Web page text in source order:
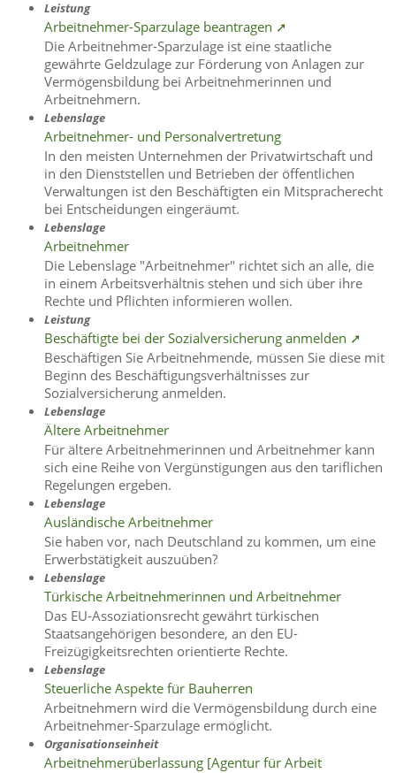
Leistung
Arbeitnehmer-Sparzulage beantragen ➚
Die Arbeitnehmer-Sparzulage ist eine staatliche
gewährte Geldzulage zur Förderung von Anlagen zur
Vermögensbildung bei Arbeitnehmerinnen und
Arbeitnehmern.
Lebenslage
Arbeitnehmer- und Personalvertretung
In den meisten Unternehmen der Privatwirtschaft und
in den Dienststellen und Betrieben der öffentlichen
Verwaltungen ist den Beschäftigten ein Mitspracherecht
bei Entscheidungen eingeräumt.
Lebenslage
Arbeitnehmer
Die Lebenslage "Arbeitnehmer" richtet sich an alle, die
in einem Arbeitsverhältnis stehen und sich über ihre
Rechte und Pflichten informieren wollen.
Leistung
Beschäftigte bei der Sozialversicherung anmelden ➚
Beschäftigen Sie Arbeitnehmende, müssen Sie diese mit
Beginn des Beschäftigungsverhältnisses zur
Sozialversicherung anmelden.
Lebenslage
Ältere Arbeitnehmer
Für ältere Arbeitnehmerinnen und Arbeitnehmer kann
sich eine Reihe von Vergünstigungen aus den tariflichen
Regelungen ergeben.
Lebenslage
Ausländische Arbeitnehmer
Sie haben vor, nach Deutschland zu kommen, um eine
Erwerbstätigkeit auszuüben?
Lebenslage
Türkische Arbeitnehmerinnen und Arbeitnehmer
Das EU-Assoziationsrecht gewährt türkischen
Staatsangehörigen besondere, an den EU-
Freizügigkeitsrechten orientierte Rechte.
Lebenslage
Steuerliche Aspekte für Bauherren
Arbeitnehmern wird die Vermögensbildung durch eine
Arbeitnehmer-Sparzulage ermöglicht.
Organisationseinheit
Arbeitnehmerüberlassung [Agentur für Arbeit